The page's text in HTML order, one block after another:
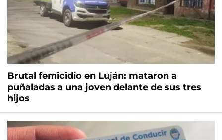
Brutal femicidio en Luján: mataron a
puñaladas a una joven delante de sus tres
hijos